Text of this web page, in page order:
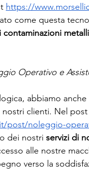
https://
come questa
contaminazioni
Operativo e
abbiamo anche
clienti. Nel post
post/noleggio-
dei nostri servizi di
alle nostre
verso la